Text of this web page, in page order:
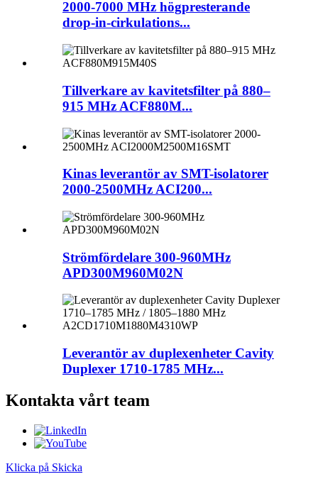
2000-7000 MHz högpresterande
drop-in-cirkulations...
Tillverkare av kavitetsfilter på 880–
915 MHz ACF880M...
Kinas leverantör av SMT-isolatorer
2000-2500MHz ACI200...
Strömfördelare 300-960MHz
APD300M960M02N
Leverantör av duplexenheter Cavity
Duplexer 1710-1785 MHz...
Kontakta vårt team
Klicka på Skicka